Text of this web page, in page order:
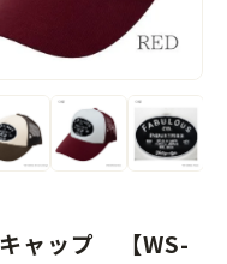
キャップ 【WS-